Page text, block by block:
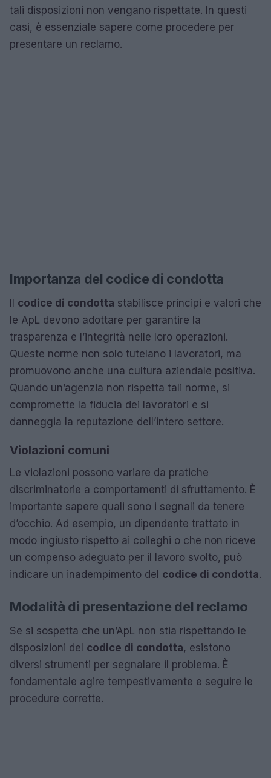
tali disposizioni non vengano rispettate. In questi
casi, è essenziale sapere come procedere per
presentare un reclamo.
Importanza del codice di condotta
Il codice di condotta stabilisce principi e valori che
le ApL devono adottare per garantire la
trasparenza e l’integrità nelle loro operazioni.
Queste norme non solo tutelano i lavoratori, ma
promuovono anche una cultura aziendale positiva.
Quando un’agenzia non rispetta tali norme, si
compromette la fiducia dei lavoratori e si
danneggia la reputazione dell’intero settore.
Violazioni comuni
Le violazioni possono variare da pratiche
discriminatorie a comportamenti di sfruttamento. È
importante sapere quali sono i segnali da tenere
d’occhio. Ad esempio, un dipendente trattato in
modo ingiusto rispetto ai colleghi o che non riceve
un compenso adeguato per il lavoro svolto, può
indicare un inadempimento del codice di condotta.
Modalità di presentazione del reclamo
Se si sospetta che un’ApL non stia rispettando le
disposizioni del codice di condotta, esistono
diversi strumenti per segnalare il problema. È
fondamentale agire tempestivamente e seguire le
procedure corrette.